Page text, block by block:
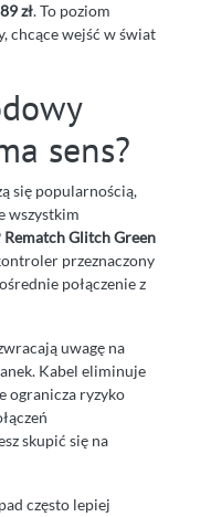
zł. To poziom
chcące wejść w świat
sens?
się popularnością,
wszystkim
Rematch Glitch Green
przeznaczony
połączenie z
uwagę na
Kabel eliminuje
ogranicza ryzyko
skupić się na
często lepiej